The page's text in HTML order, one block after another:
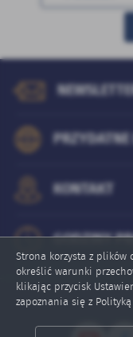
Strona korzysta z plików
określić warunki
klikając przycisk
zapoznania się z
PRZYDATNE
KONTAKT
GODZINY